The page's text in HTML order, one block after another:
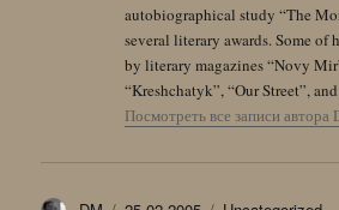
autobiographical study “The
several literary awards. Some of
by literary magazines “Novy
“Kreshchatyk”, “Our Street”,
Посмотреть все записи автора